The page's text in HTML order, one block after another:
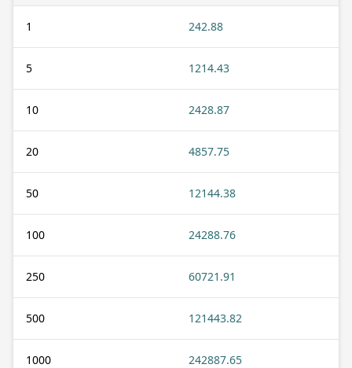
1 242.88
5 1214.43
10 2428.87
20 4857.75
50 12144.38
100 24288.76
250 60721.91
500 121443.82
1000 242887.65